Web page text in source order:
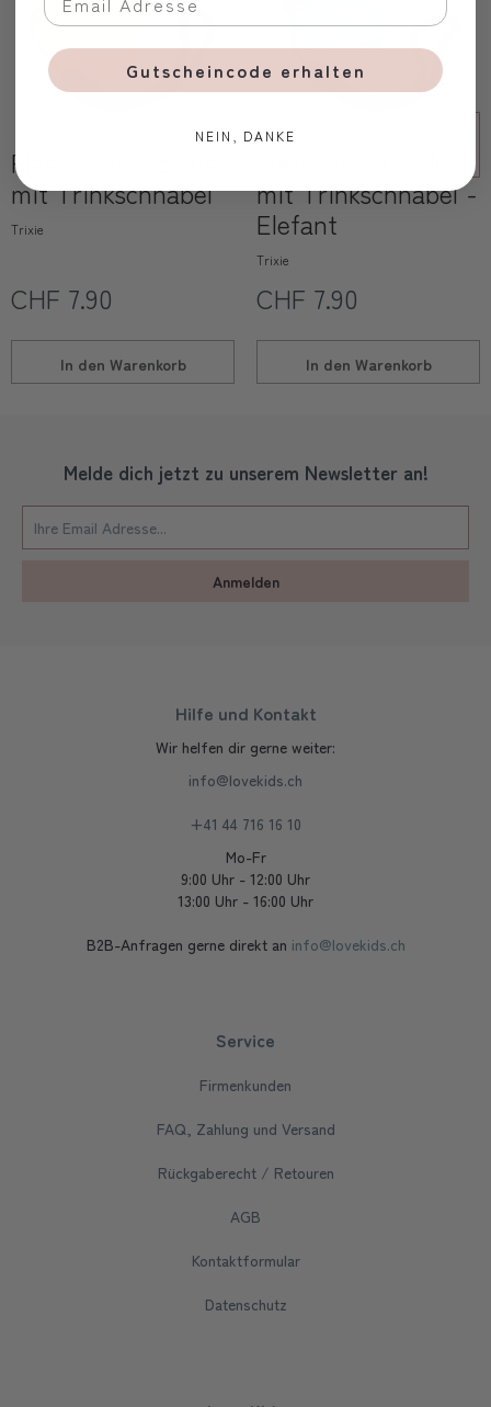
Flaschenverschluss
mit Trinkschnabel
Trixie
CHF 7.90
In den Warenkorb
mit Trinkschnabel -
Elefant
Trixie
CHF 7.90
In den Warenkorb
Melde dich jetzt zu unserem Newsletter an!
Anmelden
Hilfe und Kontakt
Wir helfen dir gerne weiter:
info@lovekids.ch
+41 44 716 16 10
Mo-Fr
9:00 Uhr - 12:00 Uhr
13:00 Uhr - 16:00 Uhr
B2B-Anfragen gerne direkt an info@lovekids.ch
Service
Firmenkunden
FAQ, Zahlung und Versand
Rückgaberecht / Retouren
AGB
Kontaktformular
Datenschutz
Gutscheincode erhalten
NEIN, DANKE